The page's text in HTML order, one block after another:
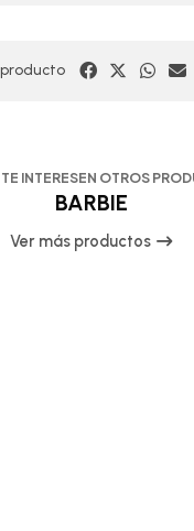
INTERESEN OTROS
BARBIE
Ver más productos